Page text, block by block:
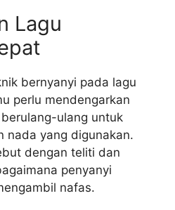
Lagu
bernyanyi pada lagu
perlu mendengarkan
ulang untuk
nada yang digunakan.
dengan teliti dan
penyanyi
nafas.